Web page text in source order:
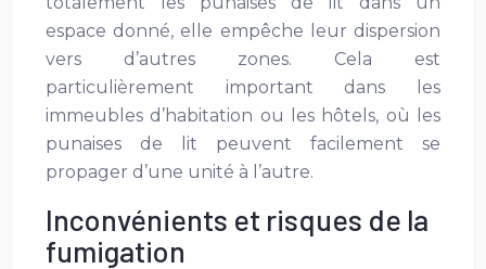
espace donné, elle empêche leur dispersion
vers d’autres zones. Cela est
particulièrement important dans les
immeubles d’habitation ou les hôtels, où les
punaises de lit peuvent facilement se
propager d’une unité à l’autre.
Inconvénients et risques de la
fumigation